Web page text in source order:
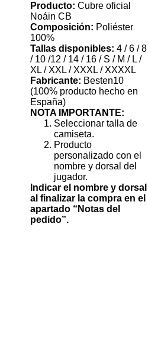
Producto: Cubre oficial
Noáin CB
Composición: Poliéster
100%
Tallas disponibles: 4 / 6 / 8
/ 10 /12 / 14 / 16 / S / M / L /
XL / XXL / XXXL / XXXXL
Fabricante: Besten10
(100% producto hecho en
España)
NOTA IMPORTANTE:
Seleccionar talla de
camiseta.
Producto
personalizado con el
nombre y dorsal del
jugador.
Indicar el nombre y dorsal
al finalizar la compra en el
apartado “Notas del
pedido”.